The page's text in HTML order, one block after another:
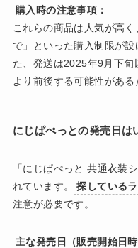
購入時の注意事項：
これらの商品は人気が高
で」といった購入制限が
た、発送は2025年9月下旬
より前後する可能性がある
にじぱぺっとの発売日は
「にじぱぺっと 共通衣装
れています。
探している
注意が必要です。
主な発売日（販売開始日時